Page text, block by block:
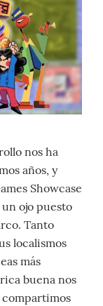
nos ha
años, y
Showcase
ojo puesto
Tanto
localismos
más
buena nos
compartimos